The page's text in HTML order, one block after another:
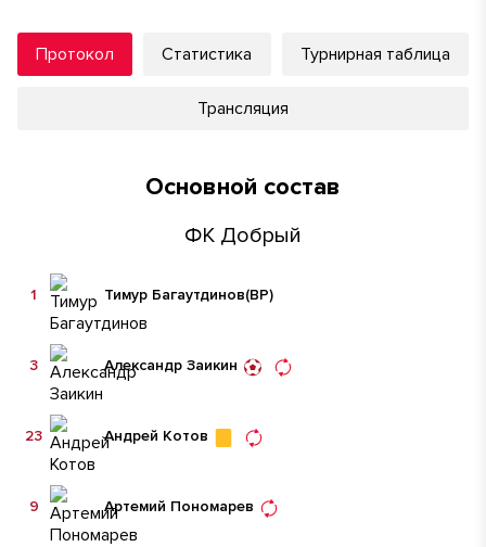
Протокол Статистика Турнирная таблица
Трансляция
Основной состав
ФК Добрый
Тимур Багаутдинов(ВР)
1
Александр Заикин
3
Андрей Котов
23
Артемий Пономарев
9